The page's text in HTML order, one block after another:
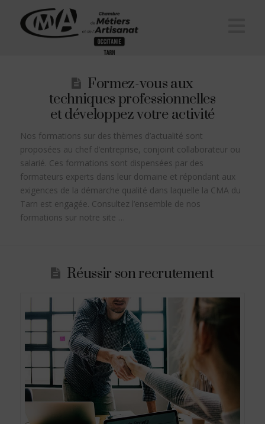
Formez-vous aux
techniques professionnelles
et développez votre activité
Nos formations sur des thèmes d’actualité sont
proposées au chef d’entreprise, conjoint collaborateur ou
salarié. Ces formations sont dispensées par des
formateurs experts dans leur domaine et répondant aux
exigences de la démarche qualité dans laquelle la CMA du
Tarn est engagée. Consultez l’ensemble de nos
formations sur notre site …
Réussir son recrutement